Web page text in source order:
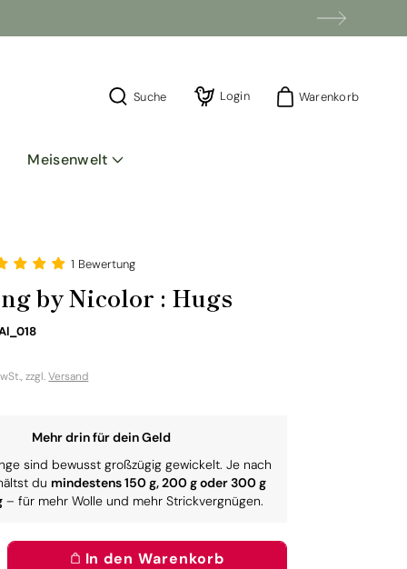
Meisenwelt
Suche Login
Einloggen Warenkorb
Warenkorb
1 Bewertung
by Nicolor : Hugs
zzgl.Versand
Mehr drin für dein Geld
sind bewusst großzügig gewickelt. Je nach
du mindestens 150 g, 200 g oder 300 g
– für mehr Wolle und mehr Strickvergnügen.
In den Warenkorb